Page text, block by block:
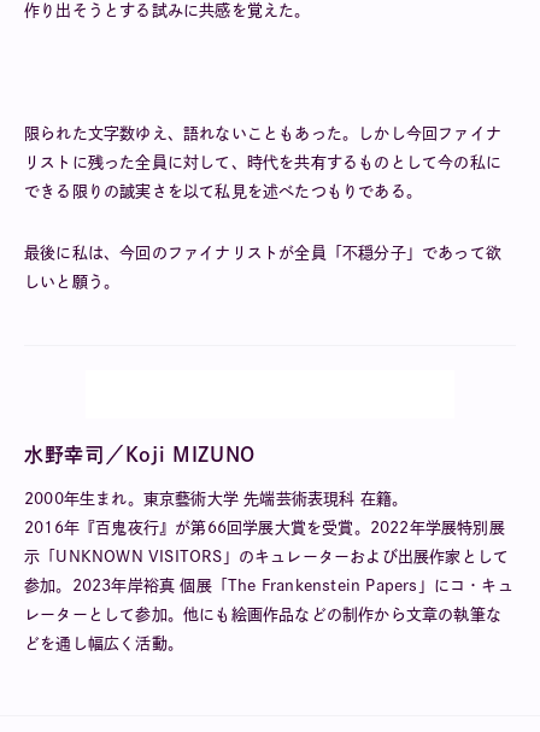
作り出そうとする試みに共感を覚えた。
限られた文字数ゆえ、語れないこともあった。しかし今回ファイナ
リストに残った全員に対して、時代を共有するものとして今の私に
できる限りの誠実さを以て私見を述べたつもりである。
最後に私は、今回のファイナリストが全員「不穏分子」であって欲
しいと願う。
水野幸司／Koji MIZUNO
2000年生まれ。東京藝術大学 先端芸術表現科 在籍。
2016年『百鬼夜行』が第66回学展大賞を受賞。2022年学展特別展
示「UNKNOWN VISITORS」のキュレーターおよび出展作家として
参加。2023年岸裕真 個展「The Frankenstein Papers」にコ・キュ
レーターとして参加。他にも絵画作品などの制作から文章の執筆な
どを通し幅広く活動。